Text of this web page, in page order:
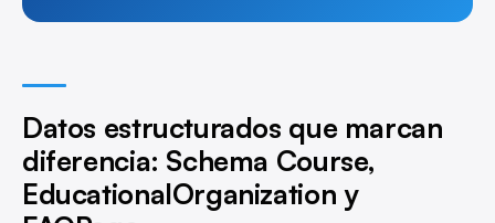
Datos estructurados que marcan
diferencia: Schema Course,
EducationalOrganization y